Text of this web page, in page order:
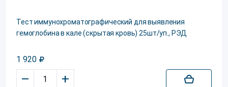
Тест иммунохроматографический для выявления
гемоглобина в кале (скрытая кровь) 25шт/уп., РЭД
1 920
– +